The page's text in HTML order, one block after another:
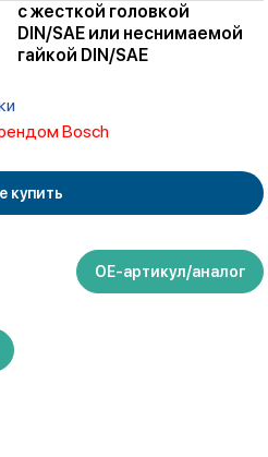
с жесткой головкой
DIN/SAE или неснимаемой
гайкой DIN/SAE
Bosch
купить
ОЕ-артикул/аналог